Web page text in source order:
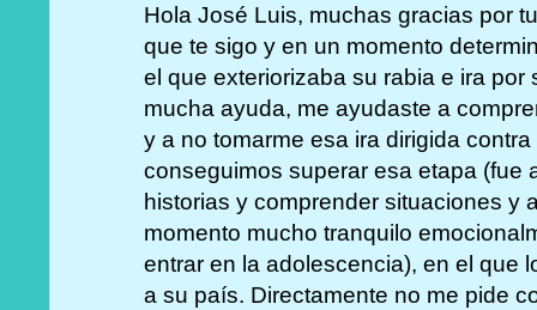
Hola José Luis, muchas gracias por
que te sigo y en un momento
el que exteriorizaba su rabia e ira
mucha ayuda, me ayudaste a
y a no tomarme esa ira dirigida
conseguimos superar esa etapa (fue
historias y comprender situaciones y
momento mucho tranquilo
entrar en la adolescencia), en el que
a su país. Directamente no me pide